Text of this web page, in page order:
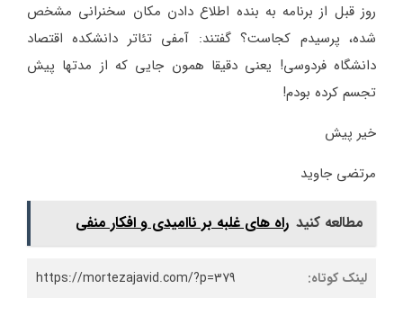
روز قبل از برنامه به بنده اطلاع دادن مکان سخنرانی مشخص
شده، پرسیدم کجاست؟ گفتند: آمفی تئاتر دانشکده اقتصاد
دانشگاه فردوسی! یعنی دقیقا همون جایی که از مدتها پیش
تجسم کرده بودم!
خیر پیش
مرتضی جاوید
مطالعه کنید راه های غلبه بر ناامیدی و افکار منفی
لینک کوتاه: https://mortezajavid.com/?p=379